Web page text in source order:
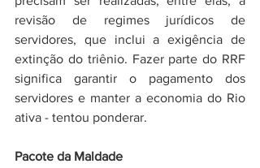
revisão de regimes jurídicos de
servidores, que inclui a exigência de
extinção do triênio. Fazer parte do RRF
significa garantir o pagamento dos
servidores e manter a economia do Rio
ativa - tentou ponderar.
Pacote da Maldade